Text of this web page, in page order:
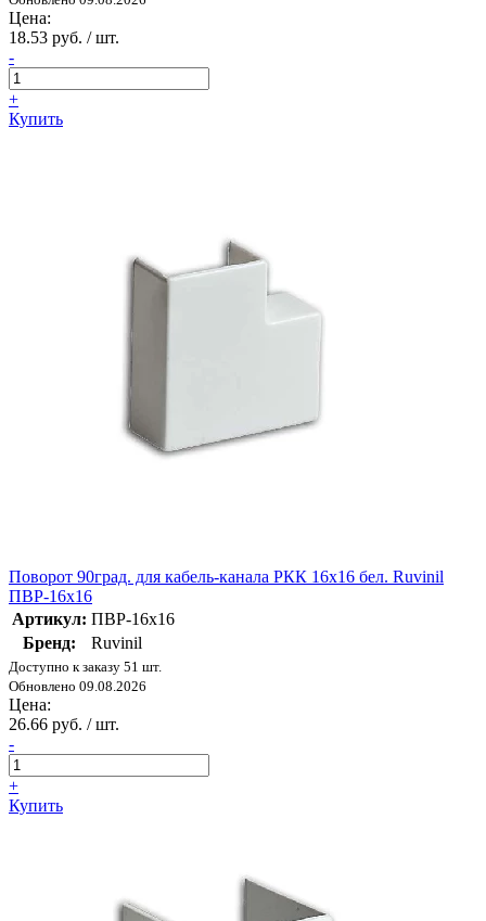
Цена:
18.53 руб. / шт.
-
+
Купить
Поворот 90град. для кабель-канала РКК 16х16 бел. Ruvinil
ПВР-16х16
Артикул: ПВР-16х16
Бренд:
Ruvinil
Доступно к заказу 51 шт.
Обновлено 09.08.2026
Цена:
26.66 руб. / шт.
-
+
Купить